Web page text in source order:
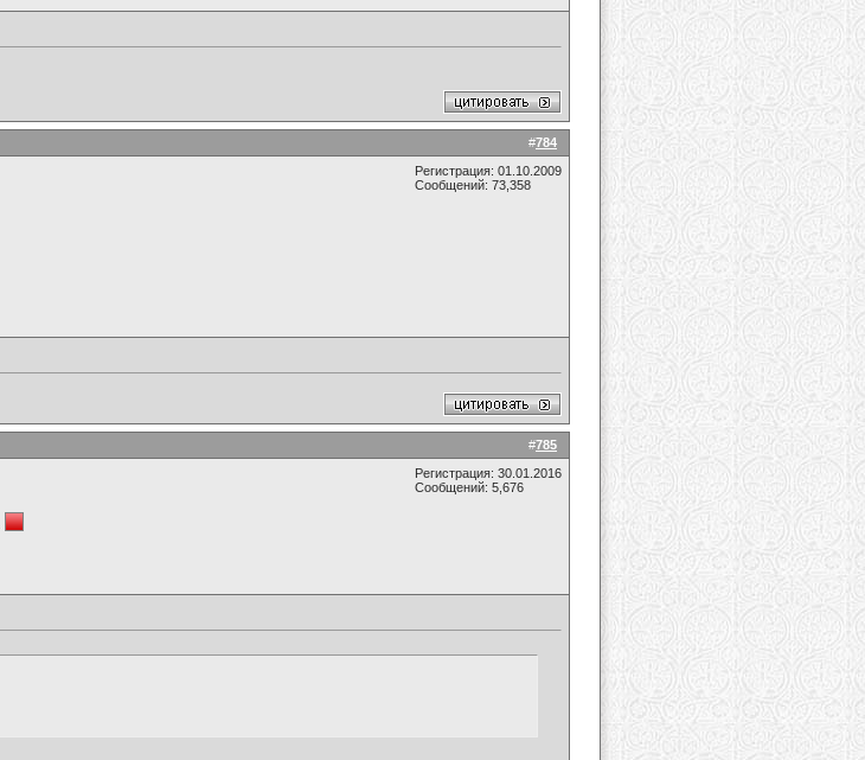
#784
Регистрация: 01.10.2009
Сообщений: 73,358
#785
Регистрация: 30.01.2016
Сообщений: 5,676